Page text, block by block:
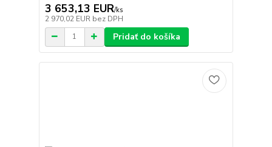
3 653,13 EUR/ks
2 970,02 EUR bez DPH
Pridať do košíka